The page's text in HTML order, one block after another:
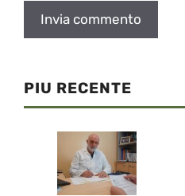
PIU RECENTE